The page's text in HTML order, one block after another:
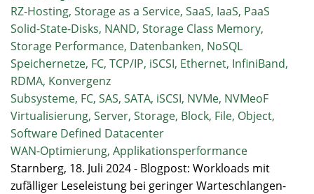
RZ-Hosting, Storage as a Service, SaaS, IaaS, PaaS
Solid-State-Disks, NAND, Storage Class Memory,
Storage Performance, Datenbanken, NoSQL
Speichernetze, FC, TCP/IP, iSCSI, Ethernet, InfiniBand,
RDMA, Konvergenz
Subsysteme, FC, SAS, SATA, iSCSI, NVMe, NVMeoF
Virtualisierung, Server, Storage, Block, File, Object,
Software Defined Datacenter
WAN-Optimierung, Applikationsperformance
Starnberg, 18. Juli 2024 - Blogpost: Workloads mit
zufälliger Leseleistung bei geringer Warteschlangen-